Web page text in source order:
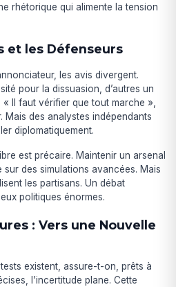
rhétorique qui alimente la tension
et les Défenseurs
les avis divergent.
pour la dissuasion, d’autres un
Il faut vérifier que tout marche »,
des analystes indépendants
diplomatiquement.
est précaire. Maintenir un arsenal
des simulations avancées. Mais
les partisans. Un débat
politiques énormes.
: Vers une Nouvelle
existent, assure-t-on, prêts à
l’incertitude plane. Cette